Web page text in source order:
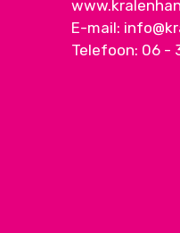
E-mail:
Telefoon: 06 -